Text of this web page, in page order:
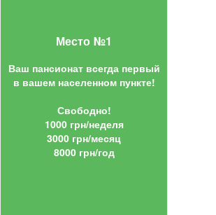
Место №1
Ваш пансионат всегда первый
в вашем населенном пункте!
Свободно!
1000 грн/неделя
3000 грн/месяц
8000 грн/год